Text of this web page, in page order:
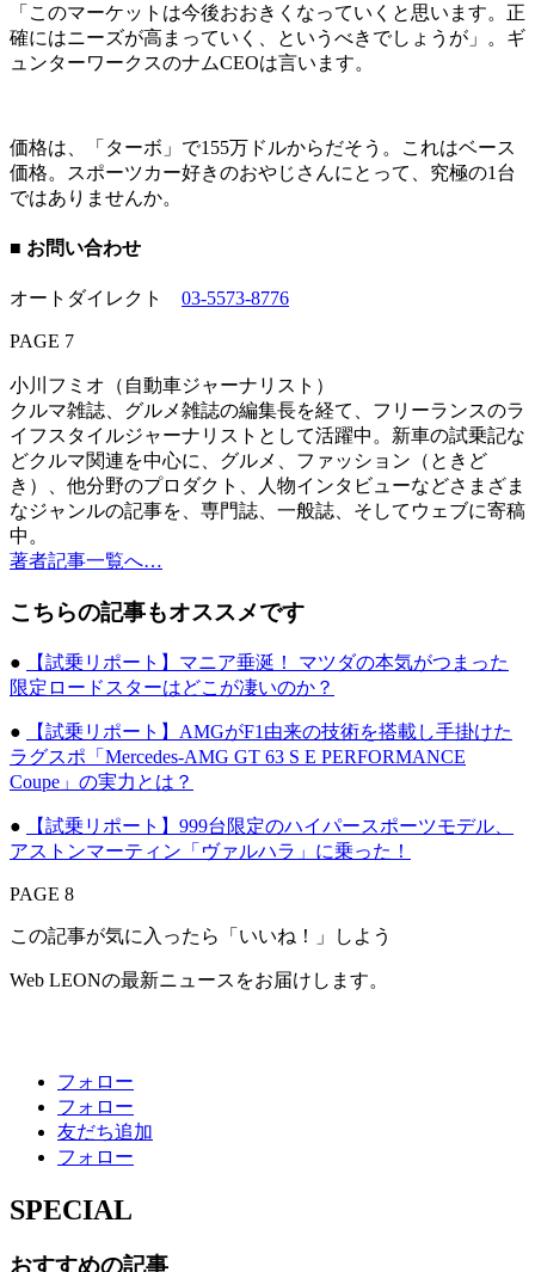
「このマーケットは今後おおきくなっていくと思います。正
確にはニーズが高まっていく、というべきでしょうが」。ギ
ュンターワークスのナムCEOは言います。
価格は、「ターボ」で155万ドルからだそう。これはベース
価格。スポーツカー好きのおやじさんにとって、究極の1台
ではありませんか。
■ お問い合わせ
オートダイレクト 03-5573-8776
PAGE 7
小川フミオ（自動車ジャーナリスト）
クルマ雑誌、グルメ雑誌の編集長を経て、フリーランスのラ
イフスタイルジャーナリストとして活躍中。新車の試乗記な
どクルマ関連を中心に、グルメ、ファッション（ときど
き）、他分野のプロダクト、人物インタビューなどさまざま
なジャンルの記事を、専門誌、一般誌、そしてウェブに寄稿
中。
著者記事一覧へ…
こちらの記事もオススメです
●
【試乗リポート】マニア垂涎！ マツダの本気がつまった
限定ロードスターはどこが凄いのか？
●
【試乗リポート】AMGがF1由来の技術を搭載し手掛けた
ラグスポ「Mercedes-AMG GT 63 S E PERFORMANCE
Coupe」の実力とは？
●
【試乗リポート】999台限定のハイパースポーツモデル、
アストンマーティン「ヴァルハラ」に乗った！
PAGE 8
この記事が気に入ったら「いいね！」しよう
Web LEONの最新ニュースをお届けします。
フォロー
フォロー
友だち追加
フォロー
SPECIAL
おすすめの記事